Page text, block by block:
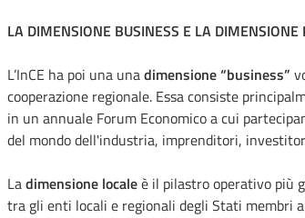
LA DIMENSIONE BUSINESS E LA DIMENSIONE
L’InCE ha poi una unadimensione “business”
cooperazione regionale. Essa consiste
in un annuale Forum Economico a cui
del mondo dell'industria, imprenditori,
Ladimensione localeè il pilastro operativo più
tra gli enti locali e regionali degli Stati membri